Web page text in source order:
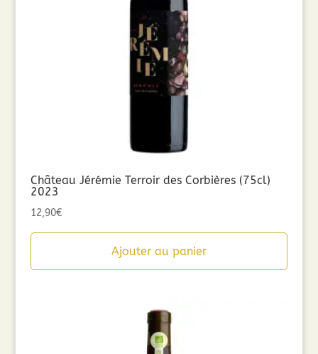
Château Jérémie Terroir des Corbières (75cl)
2023
12,90€
Ajouter au panier